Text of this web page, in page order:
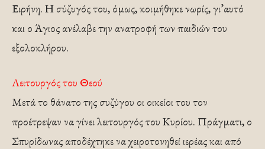
Ειρήνη. Η σύζυγός του, όμως, κοιμήθηκε νωρίς, γι’αυτό
και ο Άγιος ανέλαβε την ανατροφή των παιδιών του
εξολοκλήρου.
Λειτουργός του Θεού
Μετά το θάνατο της συζύγου οι οικείοι του τον
προέτρεψαν να γίνει λειτουργός του Κυρίου. Πράγματι, ο
Σπυρίδωνας αποδέχτηκε να χειροτονηθεί ιερέας και από